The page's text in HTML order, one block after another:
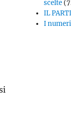
scelte
IL
I